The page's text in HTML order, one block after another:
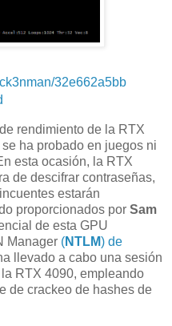
32e662a5bb
rendimiento de la RTX
ha probado en juegos ni
esta ocasión, la RTX
de descifrar contraseñas,
estarán
proporcionados por Sam
de esta GPU
Manager (NTLM) de
llevado a cabo una sesión
RTX 4090, empleando
de crackeo de hashes de